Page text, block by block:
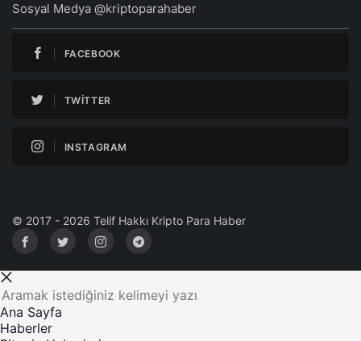
Sosyal Medya @kriptoparahaber
FACEBOOK
TWITTER
INSTAGRAM
© 2017 - 2026 Telif Hakkı Kripto Para Haber
Ana Sayfa
Haberler